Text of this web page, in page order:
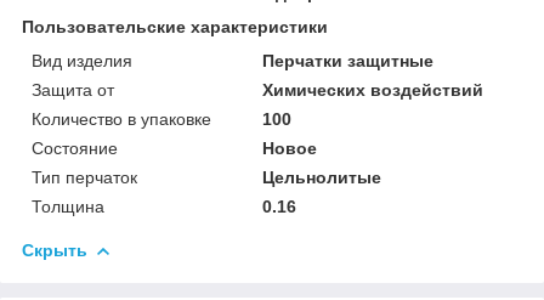
Пользовательские характеристики
Вид изделия
Перчатки защитные
Защита от
Химических воздействий
Количество в упаковке
100
Состояние
Новое
Тип перчаток
Цельнолитые
Толщина
0.16
Скрыть